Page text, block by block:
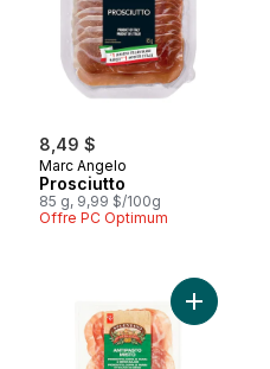
8,49 $
Marc Angelo
Prosciutto
85 g, 9,99 $/100g
Offre PC Optimum
(tranché mince) au